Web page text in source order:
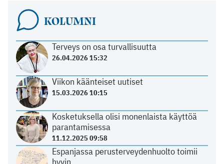
KOLUMNI
Terveys on osa turvallisuutta
26.04.2026 15:32
Viikon käänteiset uutiset
15.03.2026 10:15
Kosketuksella olisi monenlaista käyttöä
parantamisessa
11.12.2025 09:58
Espanjassa perusterveydenhuolto toimii